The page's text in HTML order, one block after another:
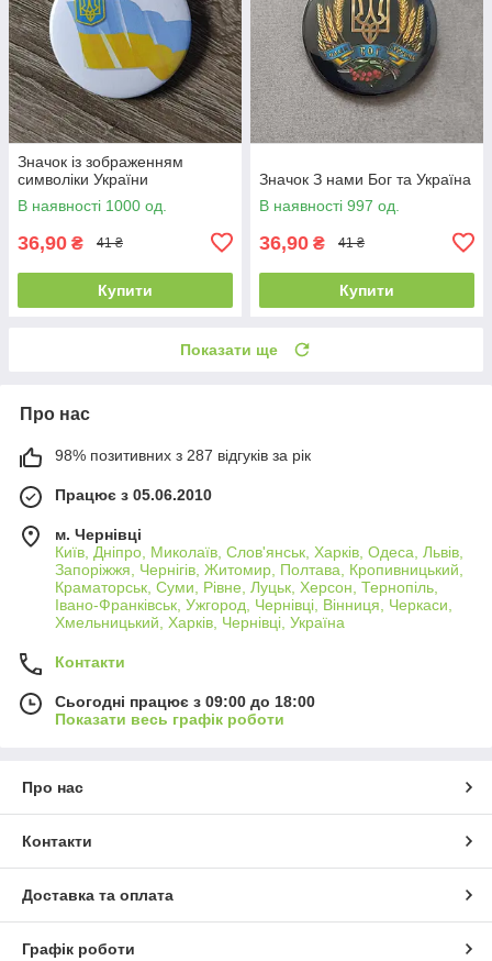
Значок із зображенням
символіки України
В наявності 1000 од.
36,90 ₴ 41 ₴
Купити
Значок З нами Бог та Україна
В наявності 997 од.
36,90 ₴ 41 ₴
Купити
Показати ще
Про нас
98% позитивних з 287 відгуків за рік
Працює з 05.06.2010
м. Чернівці
Київ, Дніпро, Миколаїв, Слов'янськ, Харків, Одеса, Львів,
Запоріжжя, Чернігів, Житомир, Полтава, Кропивницький,
Краматорськ, Суми, Рівне, Луцьк, Херсон, Тернопіль,
Івано-Франківськ, Ужгород, Чернівці, Вінниця, Черкаси,
Хмельницький, Харків, Чернівці, Україна
Контакти
Сьогодні працює з 09:00 до 18:00
Показати весь графік роботи
Про нас
Контакти
Доставка та оплата
Графік роботи